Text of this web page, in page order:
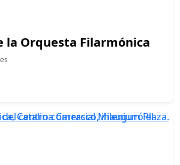
la Orquesta Filarmónica